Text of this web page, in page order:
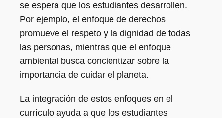
se espera que los estudiantes desarrollen.
Por ejemplo, el enfoque de derechos
promueve el respeto y la dignidad de todas
las personas, mientras que el enfoque
ambiental busca concientizar sobre la
importancia de cuidar el planeta.
La integración de estos enfoques en el
currículo ayuda a que los estudiantes